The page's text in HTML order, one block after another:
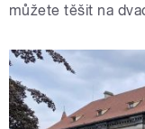
můžete těšit na